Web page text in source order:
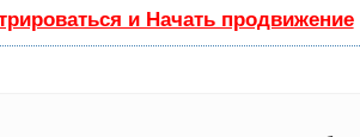
и Начать продвижение